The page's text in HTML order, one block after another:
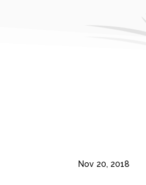
Nov 20, 2018